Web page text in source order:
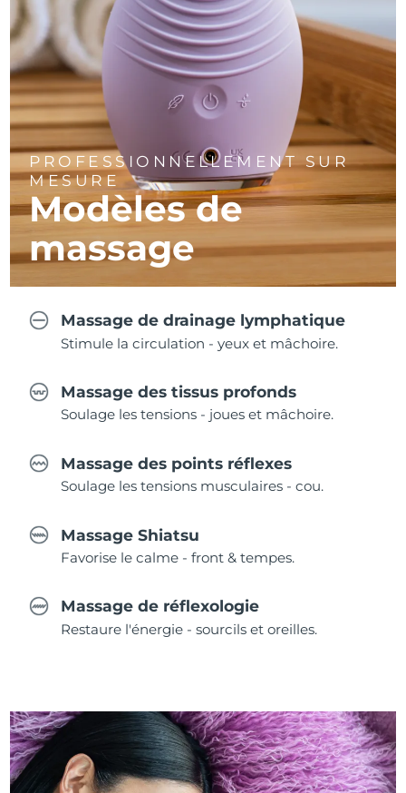
PROFESSIONNELLEMENT SUR
MESURE
Modèles de
massage
Massage de drainage lymphatique
Stimule la circulation - yeux et mâchoire.
Massage des tissus profonds
Soulage les tensions - joues et mâchoire.
Massage des points réflexes
Soulage les tensions musculaires - cou.
Massage Shiatsu
Favorise le calme - front & tempes.
Massage de réflexologie
Restaure l'énergie - sourcils et oreilles.